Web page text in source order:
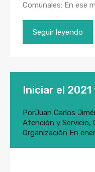
Comunales: En ese
Seguir leyendo
Iniciar el
PorJuan Carlos
Atención y Servicio,
Organización En